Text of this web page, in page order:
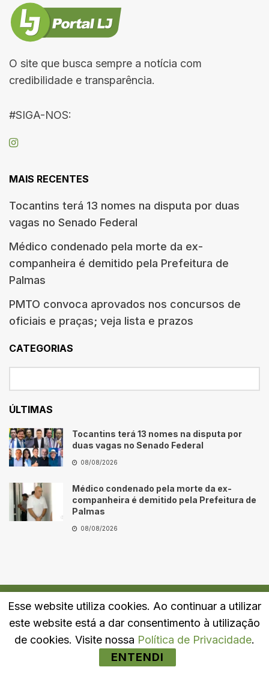
O site que busca sempre a notícia com
credibilidade e transparência.
#SIGA-NOS:
MAIS RECENTES
Tocantins terá 13 nomes na disputa por duas
vagas no Senado Federal
Médico condenado pela morte da ex-
companheira é demitido pela Prefeitura de
Palmas
PMTO convoca aprovados nos concursos de
oficiais e praças; veja lista e prazos
CATEGORIAS
ÚLTIMAS
Tocantins terá 13 nomes na disputa por
duas vagas no Senado Federal
08/08/2026
Médico condenado pela morte da ex-
companheira é demitido pela Prefeitura de
Palmas
08/08/2026
Quem Somos Fale Conosco Política de Privacidade
Esse website utiliza cookies. Ao continuar a utilizar
este website está a dar consentimento à utilização
de cookies. Visite nossa Política de Privacidade.
ENTENDI